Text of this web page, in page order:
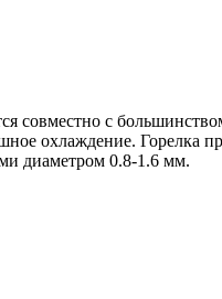
совместно с
охлаждение. Горелка
диаметром 0.8-1.6 мм.